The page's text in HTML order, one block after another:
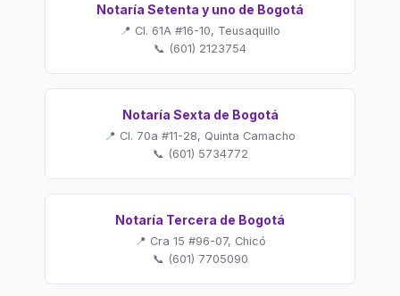
Notaría Setenta y uno de Bogotá
📍 Cl. 61A #16-10, Teusaquillo
📞 (601) 2123754
Notaría Sexta de Bogotá
📍 Cl. 70a #11-28, Quinta Camacho
📞 (601) 5734772
Notaría Tercera de Bogotá
📍 Cra 15 #96-07, Chicó
📞 (601) 7705090